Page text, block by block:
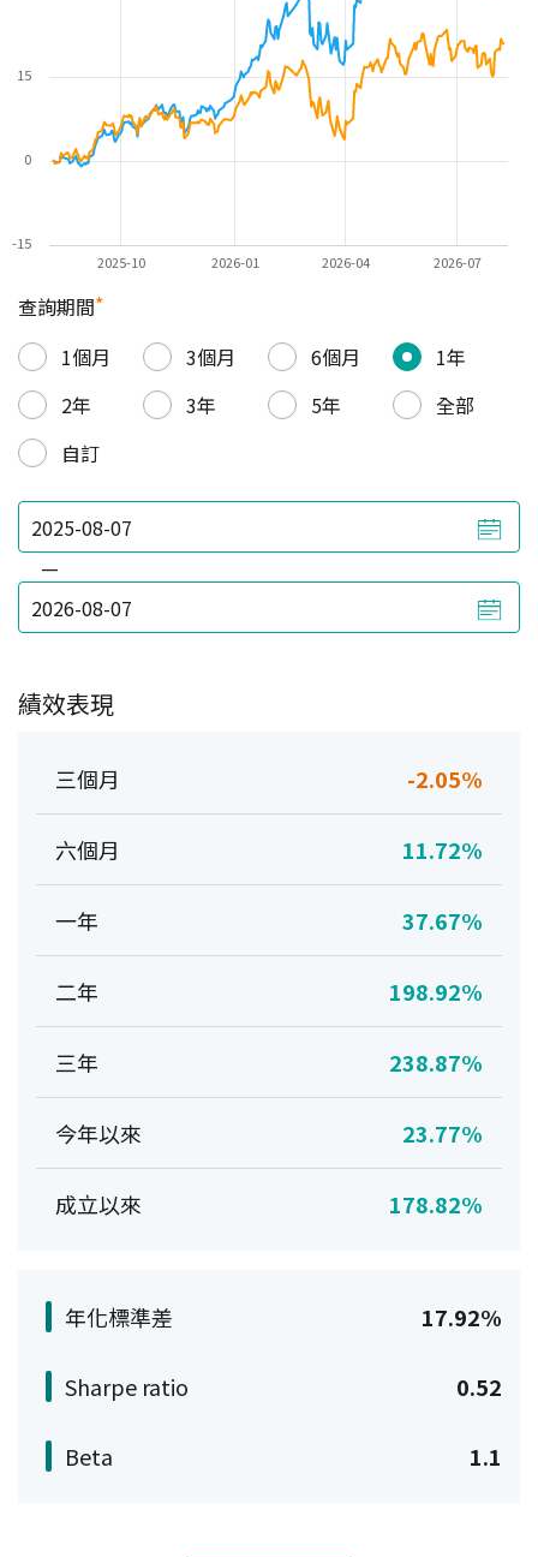
2025-10 2026-01 2026-04 2026-07
-15
0
15
查詢期間*
1個月
3個月 6個月
1年
2年
3年 5年
全部
自訂
—
績效表現
三個月 -2.05%
六個月 11.72%
一年 37.67%
二年 198.92%
三年 238.87%
今年以來 23.77%
成立以來 178.82%
年化標準差 17.92%
Sharpe ratio 0.52
Beta 1.1